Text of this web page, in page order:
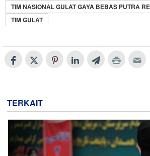
TIM NASIONAL GULAT GAYA BEBAS PUTRA
TIM GULAT
TERKAIT